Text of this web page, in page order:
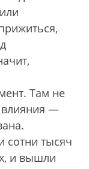
Там не
влияния —
сотни тысяч
и вы­шли